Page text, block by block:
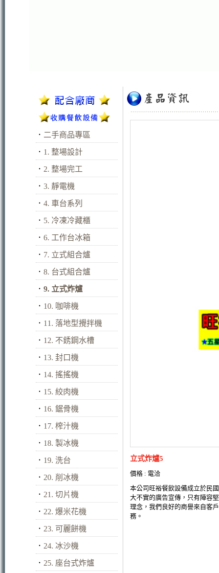
． 二手商品專區
． 1. 整場設計
． 2. 整場完工
． 3. 靜電機
． 4. 車台系列
． 5. 冷凍冷藏櫃
． 6. 工作台冰箱
． 7. 立式組合爐
． 8. 台式組合爐
． 9. 立式炸爐
． 10. 咖啡機
． 11. 落地型攪拌機
． 12. 不銹鋼水槽
． 13. 封口機
． 14. 搖搖機
． 15. 絞肉機
． 16. 鋸骨機
． 17. 榨汁機
． 18. 製冰機
． 19. 洗台
． 20. 削冰機
． 21. 切片機
． 22. 爆米花機
． 23. 可麗餅機
． 24. 冰沙機
． 25. 座台式炸爐
立式炸爐5
價格 : 電洽
本公司旺裕餐飲設備成立於民
大不實的廣告宣傳，只有陣容
理念，我們良好的商譽來自客
務。